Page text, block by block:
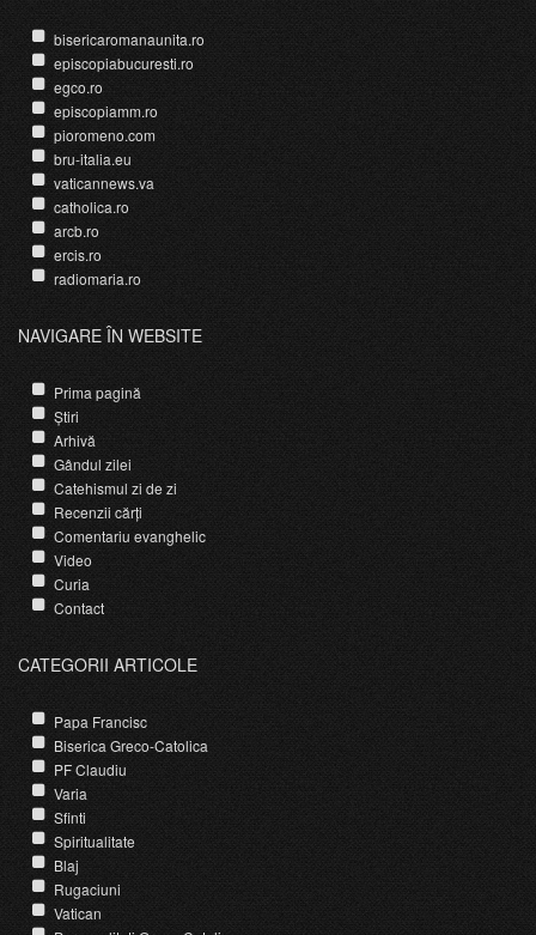
bisericaromanaunita.ro
episcopiabucuresti.ro
egco.ro
episcopiamm.ro
pioromeno.com
bru-italia.eu
vaticannews.va
catholica.ro
arcb.ro
ercis.ro
radiomaria.ro
NAVIGARE ÎN WEBSITE
Prima pagină
Știri
Arhivă
Gândul zilei
Catehismul zi de zi
Recenzii cărți
Comentariu evanghelic
Video
Curia
Contact
CATEGORII ARTICOLE
Papa Francisc
Biserica Greco-Catolica
PF Claudiu
Varia
Sfinti
Spiritualitate
Blaj
Rugaciuni
Vatican